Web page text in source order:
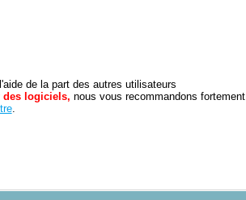
de la part des autres utilisateurs
des logiciels, nous vous recommandons
.